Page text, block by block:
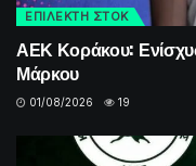
ΕΠΙΛΕΚΤΗ ΣΤΟΚ
ΑΕΚ Κοράκου:
Μάρκου
01/08/2026 19